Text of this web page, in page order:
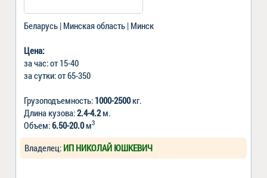
Беларусь | Минская область | Минск
Цена:
за час: от 15-40
за сутки: от 65-350
Грузоподъемность: 1000-2500кг.
Длина кузова:2.4-4.2м.
Объем:6.50-20.0м3
Владелец: ИП НИКОЛАЙ ЮШКЕВИЧ